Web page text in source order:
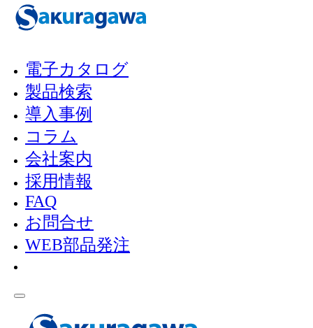
電子カタログ
製品検索
導入事例
コラム
会社案内
採用情報
FAQ
お問合せ
WEB部品発注
ニュース
最新情報はこちらからチェック
ホーム お知らせ